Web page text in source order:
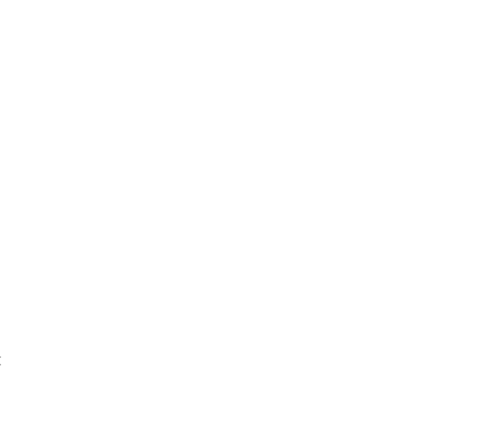
Futuro - Storie mai narrate e linee temporali alternative